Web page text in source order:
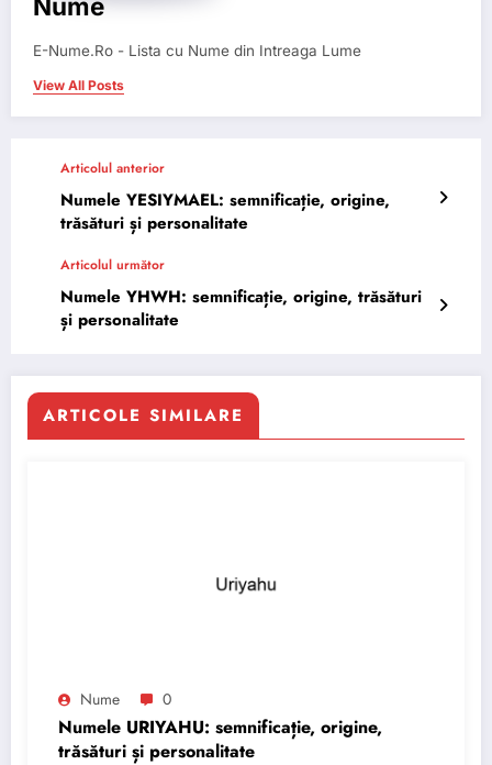
E-Nume.Ro - Lista cu Nume din Intreaga Lume
View All Posts
Articolul anterior
Numele YESIYMAEL: semnificație, origine,
trăsături și personalitate
Articolul următor
Numele YHWH: semnificație, origine, trăsături
și personalitate
ARTICOLE SIMILARE
Nume 0
Numele URIYAHU: semnificație, origine,
trăsături și personalitate